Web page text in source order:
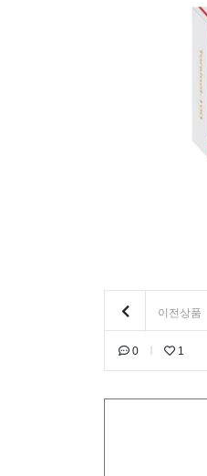
이전상품
0 1